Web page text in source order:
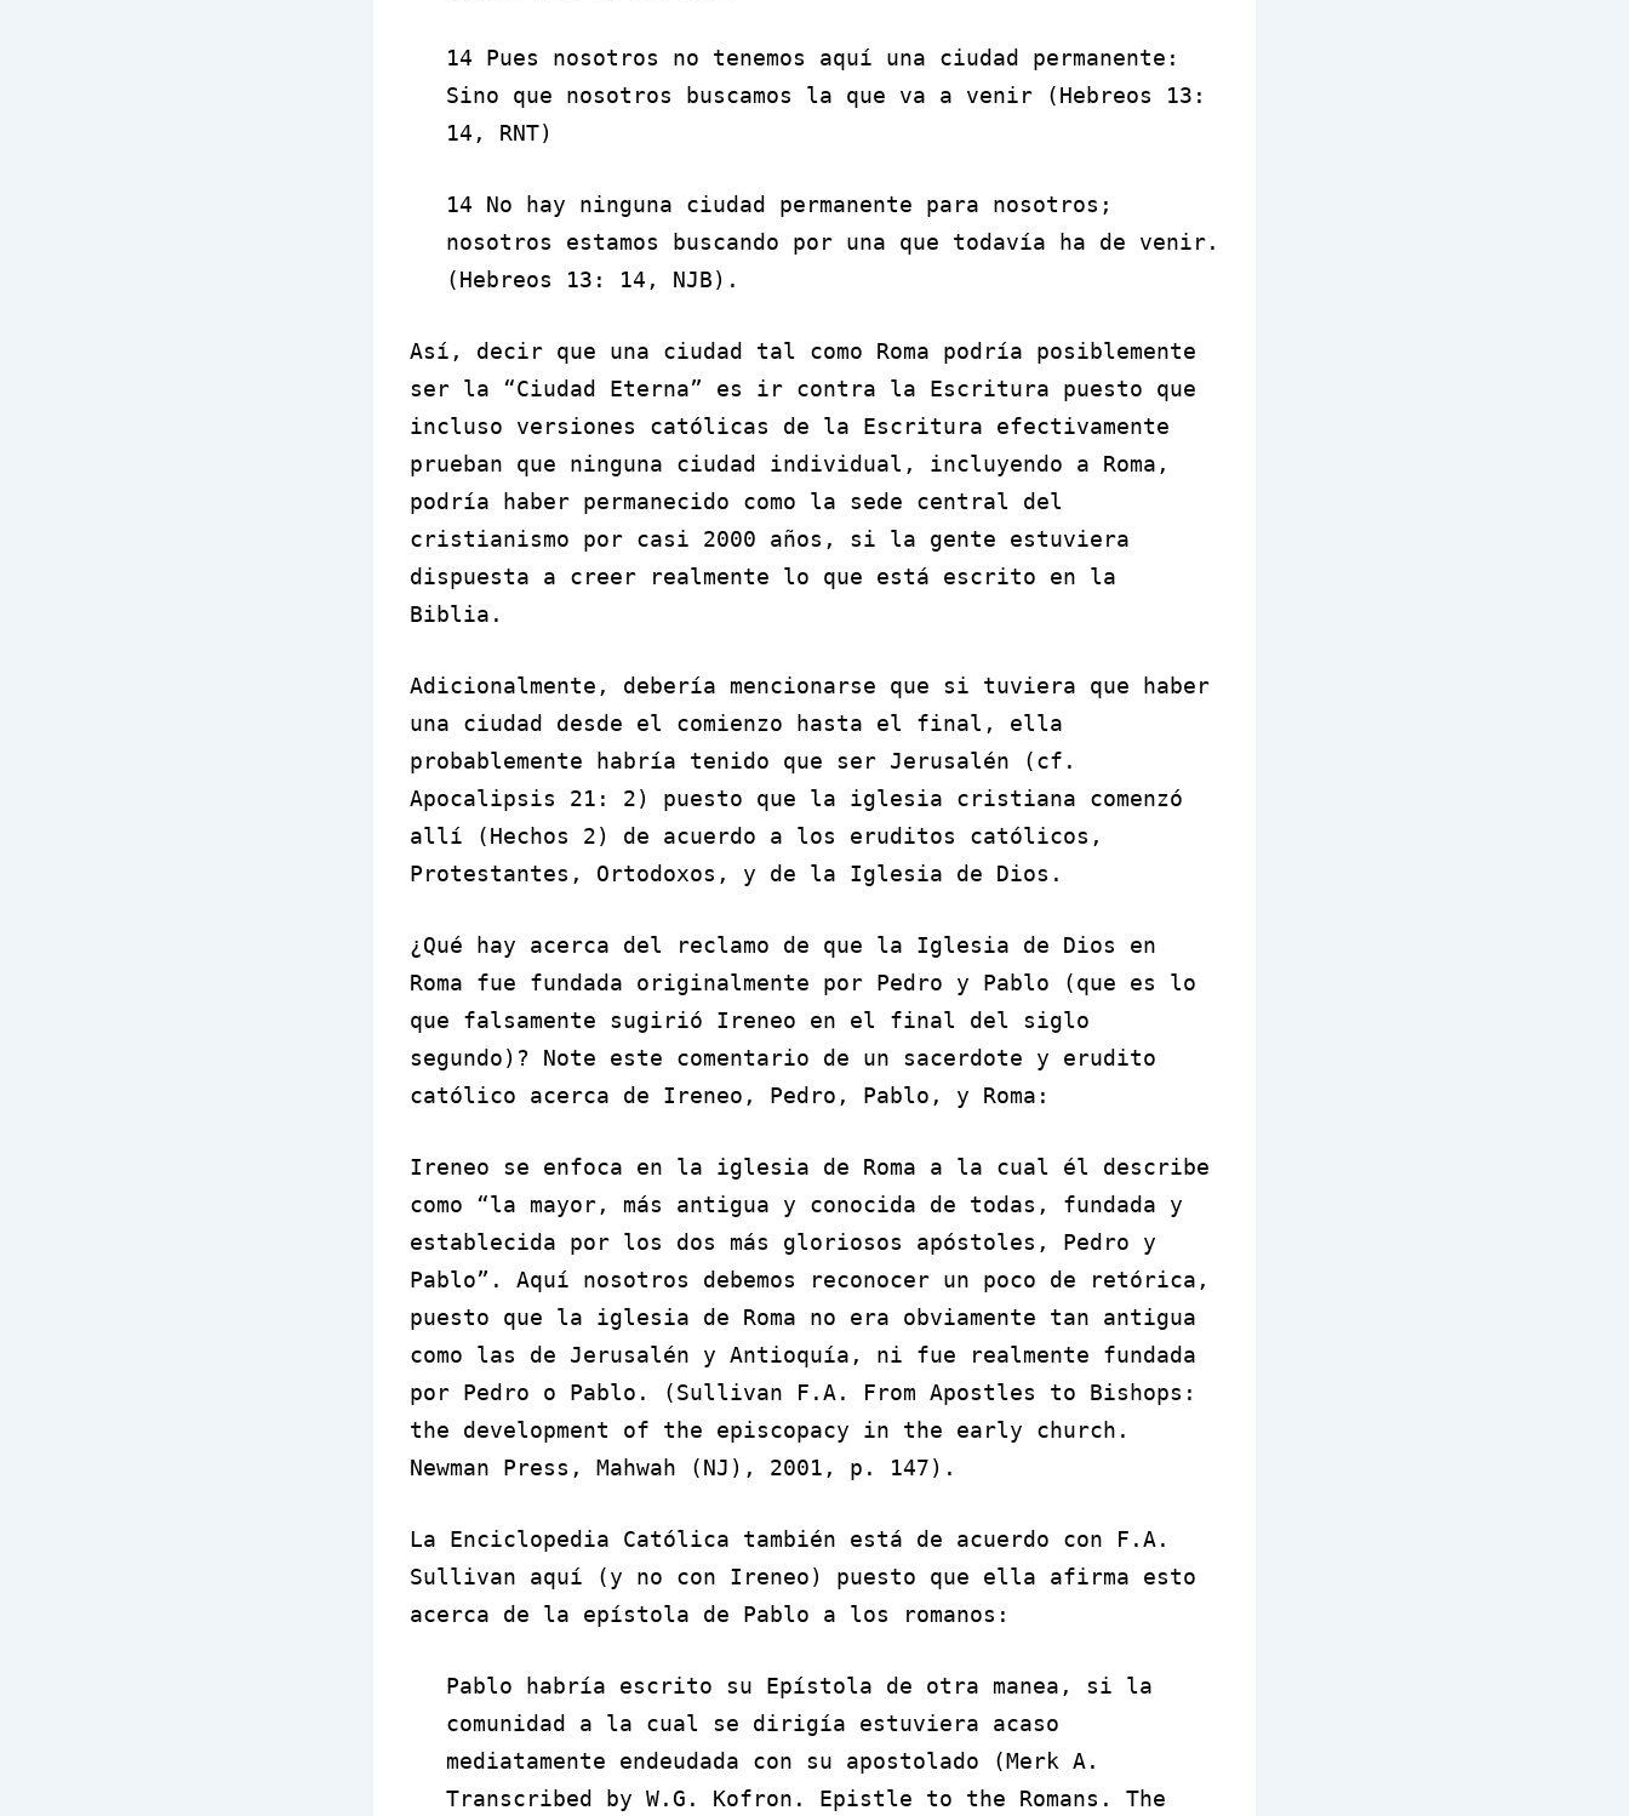
14 Pues nosotros no tenemos aquí una ciudad permanente :
Sino que nosotros buscamos la que va a venir (Hebreos 13:
14, RNT)
14 No hay ninguna ciudad permanente para nosotros ;
nosotros estamos buscando por una que todavía ha de venir.
(Hebreos 13: 14, NJB).
Así, decir que una ciudad tal como Roma podría posiblemente
ser la “Ciudad Eterna” es ir contra la Escritura puesto que
incluso versiones católicas de la Escritura efectivamente
prueban que ninguna ciudad individual, incluyendo a Roma,
podría haber permanecido como la sede central del
cristianismo por casi 2000 años, si la gente estuviera
dispuesta a creer realmente lo que está escrito en la
Biblia.
Adicionalmente, debería mencionarse que si tuviera que haber
una ciudad desde el comienzo hasta el final, ella
probablemente habría tenido que ser Jerusalén (cf.
Apocalipsis 21: 2) puesto que la iglesia cristiana comenzó
allí (Hechos 2) de acuerdo a los eruditos católicos,
Protestantes, Ortodoxos, y de la Iglesia de Dios.
¿Qué hay acerca del reclamo de que la Iglesia de Dios en
Roma fue fundada originalmente por Pedro y Pablo (que es lo
que falsamente sugirió Ireneo en el final del siglo
segundo)? Note este comentario de un sacerdote y erudito
católico acerca de Ireneo, Pedro, Pablo, y Roma:
Ireneo se enfoca en la iglesia de Roma a la cual él describe
como “la mayor, más antigua y conocida de todas, fundada y
establecida por los dos más gloriosos apóstoles, Pedro y
Pablo”. Aquí nosotros debemos reconocer un poco de retórica,
puesto que la iglesia de Roma no era obviamente tan antigua
como las de Jerusalén y Antioquía, ni fue realmente fundada
por Pedro o Pablo.
(Sullivan F.A. From Apostles to Bishops:
the development of the episcopacy in the early church.
Newman Press, Mahwah (NJ), 2001, p. 147).
La Enciclopedia Católica también está de acuerdo con F.A.
Sullivan aquí (y no con Ireneo) puesto que ella afirma esto
acerca de la epístola de Pablo a los romanos:
Pablo habría escrito su Epístola de otra manea, si la
comunidad a la cual se dirigía estuviera acaso
mediatamente endeudada con su apostolado (Merk A.
Transcribed by W.G. Kofron. Epistle to the Romans. The